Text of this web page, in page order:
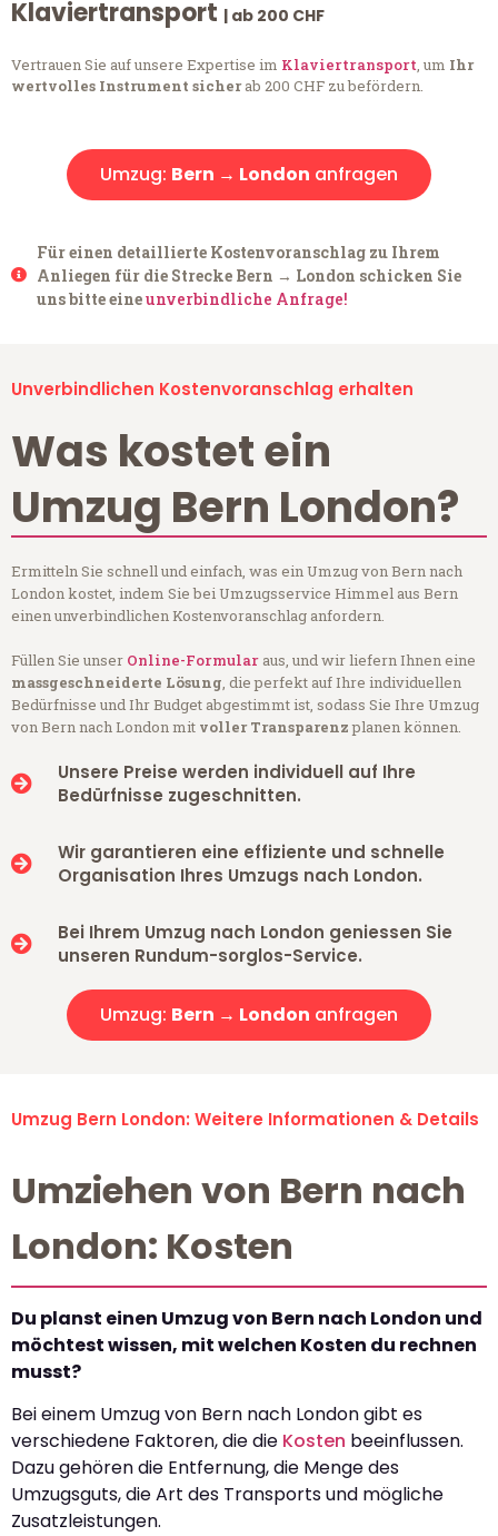
Klaviertransport | ab 200 CHF
Vertrauen Sie auf unsere Expertise im Klaviertransport, um Ihr
wertvolles Instrument sicherab 200 CHF zu befördern.
Umzug: Bern → London anfragen
Für einen detaillierte Kostenvoranschlag zu Ihrem
Anliegen für die Strecke Bern → London schicken Sie
uns bitte eineunverbindliche Anfrage!
Unverbindlichen Kostenvoranschlag erhalten
Was kostet ein
Umzug Bern London?
Ermitteln Sie schnell und einfach, was ein Umzug von Bern nach
London kostet, indem Sie bei Umzugsservice Himmel aus Bern
einen unverbindlichen Kostenvoranschlag anfordern.
Füllen Sie unser Online-Formular aus, und wir liefern Ihnen eine
massgeschneiderte Lösung, die perfekt auf Ihre individuellen
Bedürfnisse und Ihr Budget abgestimmt ist, sodass Sie Ihre Umzug
von Bern nach London mit voller Transparenzplanen können.
Unsere Preise werden individuell auf Ihre
Bedürfnisse zugeschnitten.
Wir garantieren eine effiziente und schnelle
Organisation Ihres Umzugs nach London.
Bei Ihrem Umzug nach London geniessen Sie
unseren Rundum-sorglos-Service.
Umzug: Bern → London anfragen
Umzug Bern London: Weitere Informationen & Details
Umziehen von Bern nach
London: Kosten
Du planst einen Umzug von Bern nach London und
möchtest wissen, mit welchen Kosten du rechnen
musst?
Bei einem Umzug von Bern nach London gibt es
verschiedene Faktoren, die die Kosten beeinflussen.
Dazu gehören die Entfernung, die Menge des
Umzugsguts, die Art des Transports und mögliche
Zusatzleistungen.